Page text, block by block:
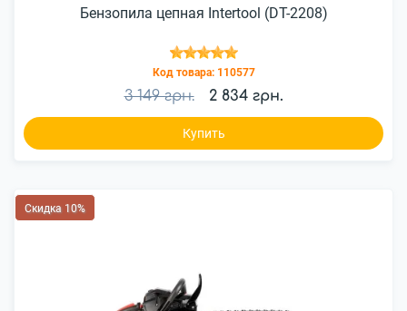
Бензопила цепная Intertool (DT-2208)
Код товара: 110577
3 149 грн. 2 834 грн.
Купить
Скидка 10%